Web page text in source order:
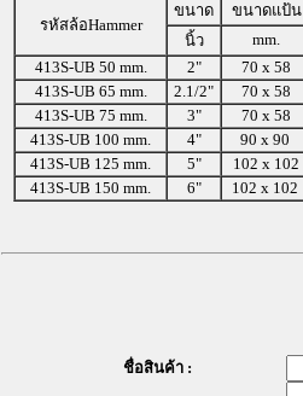
รหัสล้อHammer
ขนาด ขนาดแป้น
นิ้ว
mm.
413S-UB 50 mm.
2" 70 x 58
413S-UB 65 mm.
2.1/2" 70 x 58
413S-UB 75 mm.
3" 70 x 58
413S-UB 100 mm.
4" 90 x 90
413S-UB 125 mm.
5" 102 x 102
413S-UB 150 mm.
6" 102 x 102
ชื่อสินค้า :